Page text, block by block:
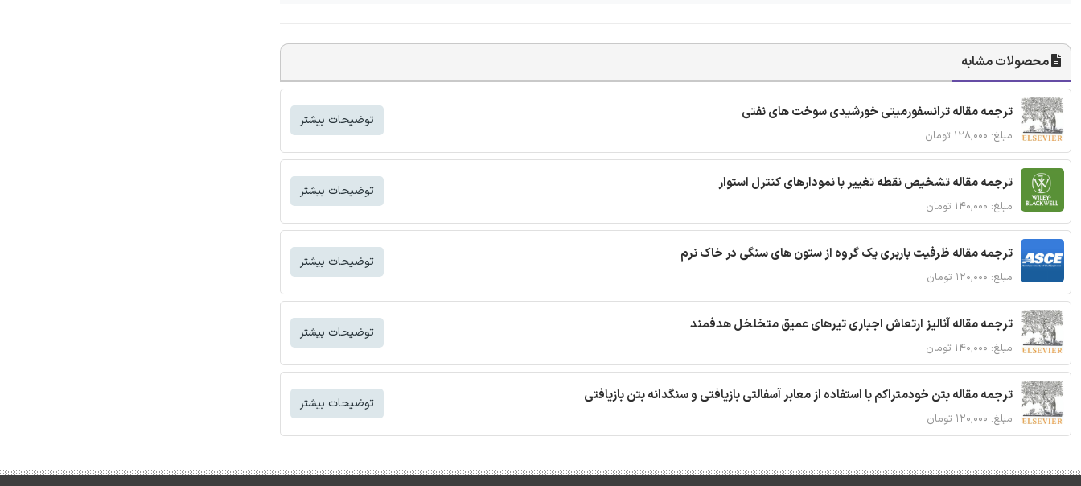
محصولات مشابه
ترجمه مقاله ترانسفورمیتی خورشیدی سوخت های نفتی
مبلغ: ۱۲۸,۰۰۰ تومان
توضیحات بیشتر
ترجمه مقاله تشخیص نقطه تغییر با نمودارهای کنترل استوار
مبلغ: ۱۴۰,۰۰۰ تومان
توضیحات بیشتر
ترجمه مقاله ظرفیت باربری یک گروه از ستون های سنگی در خاک نرم
مبلغ: ۱۲۰,۰۰۰ تومان
توضیحات بیشتر
ترجمه مقاله آنالیز ارتعاش اجباری تیرهای عمیق متخلخل هدفمند
مبلغ: ۱۴۰,۰۰۰ تومان
توضیحات بیشتر
ترجمه مقاله بتن خودمتراکم با استفاده از معابر آسفالتی بازیافتی و سنگدانه بتن بازیافتی
مبلغ: ۱۲۰,۰۰۰ تومان
توضیحات بیشتر